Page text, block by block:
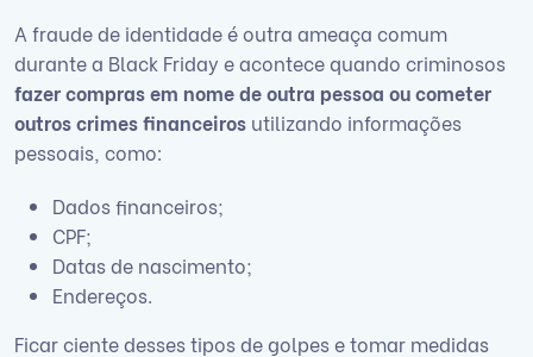
A fraude de identidade é outra ameaça comum
durante a Black Friday e acontece quando criminosos
fazer compras em nome de outra pessoa ou cometer
outros crimes financeiros utilizando informações
pessoais, como:
Dados financeiros;
CPF;
Datas de nascimento;
Endereços.
Ficar ciente desses tipos de golpes e tomar medidas